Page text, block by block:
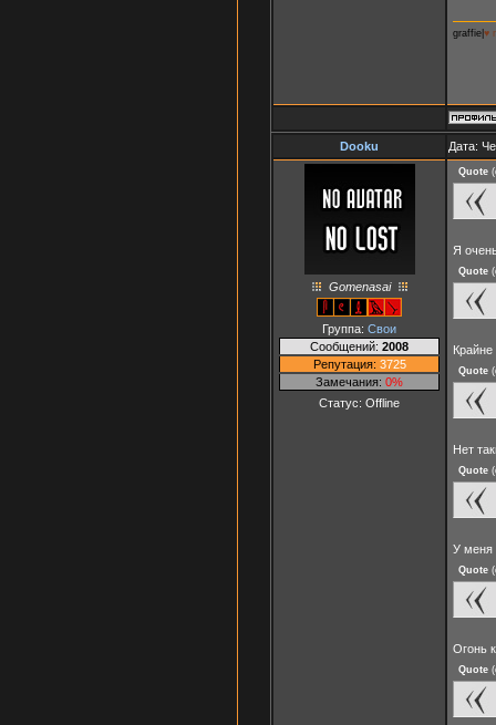
graffie| ♥
Dooku Дата:
Gomenasai
Группа: Свои
Сообщений: 2008
Репутация: 3725
Замечания: 0%
Статус: Offline
Quote (
Я
Quote (
Quote (
Нет
Quote (
У меня
Quote (
Огонь
Quote (